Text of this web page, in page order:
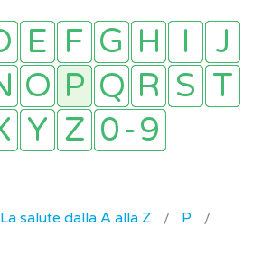
La salute dalla A alla Z
P